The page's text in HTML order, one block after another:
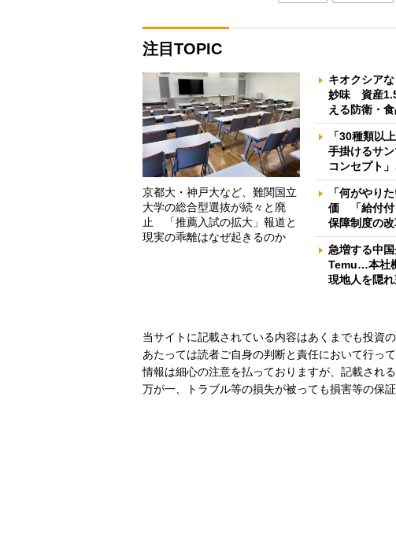
注目TOPIC
京都大・神戸大など、難関国立
大学の総合型選抜が続々と廃
止 「推薦入試の拡大」報道と
現実の乖離はなぜ起きるのか
キオクシア
妙味 資産1.5
える防衛・
「30種類以
手掛けるサ
コンセプト
「何がやり
価 「給付付
保障制度の
急増する中
Temu…本社
現地人を隠
当サイトに記載されている内容はあくまでも投資
あたっては読者ご自身の判断と責任において行っ
情報は細心の注意を払っておりますが、記載され
万が一、トラブル等の損失が被っても損害等の保